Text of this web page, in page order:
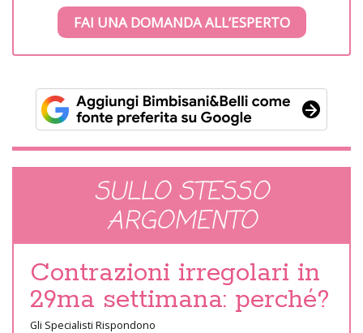
FAI UNA DOMANDA ALL’ESPERTO
SULLO STESSO
ARGOMENTO
Contrazioni irregolari in
29ma settimana: perché?
Gli Specialisti Rispondono